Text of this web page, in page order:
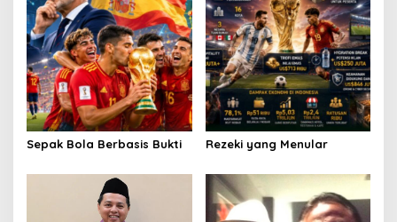
g
a
t
i
o
n
Sepak Bola Berbasis Bukti Rezeki yang Menular